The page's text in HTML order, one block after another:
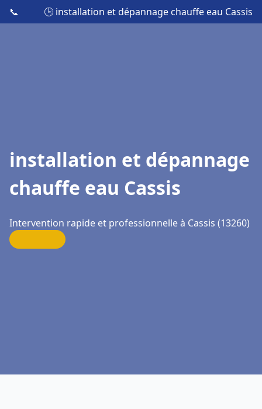
📞 🕒 installation et dépannage chauffe eau Cassis
installation et dépannage
chauffe eau Cassis
Intervention rapide et professionnelle à Cassis (13260)